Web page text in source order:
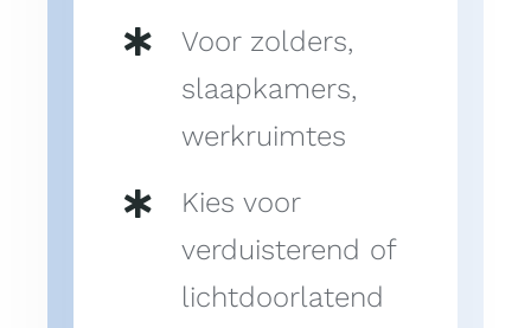
Voor zolders,
slaapkamers,
werkruimtes
Kies voor
verduisterend of
lichtdoorlatend